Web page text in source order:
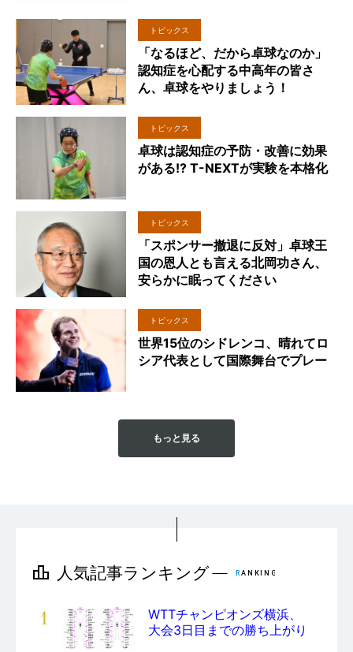
トピックス
「なるほど、だから卓球なのか」
認知症を心配する中高年の皆さ
ん、卓球をやりましょう！
トピックス
卓球は認知症の予防・改善に効果
がある!? T-NEXTが実験を本格化
トピックス
「スポンサー撤退に反対」卓球王
国の恩人とも言える北岡功さん、
安らかに眠ってください
トピックス
世界15位のシドレンコ、晴れてロ
シア代表として国際舞台でプレー
もっと見る
1
WTTチャンピオンズ横浜、
大会3日目までの勝ち上がり